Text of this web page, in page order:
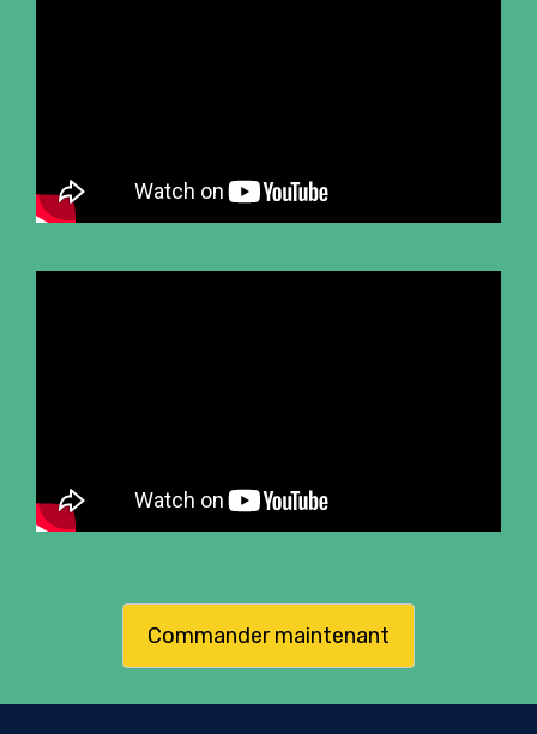
Commander maintenant